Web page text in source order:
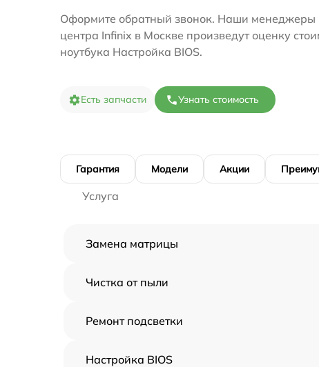
Оформите обратный звонок. Наши менеджеры
центра Infinix в Москве произведут оценку
ноутбука Настройка BIOS.
Есть запчасти Узнать стоимость
Гарантия Модели Акции
Услуга
Замена матрицы
Чистка от пыли
Ремонт подсветки
Настройка BIOS